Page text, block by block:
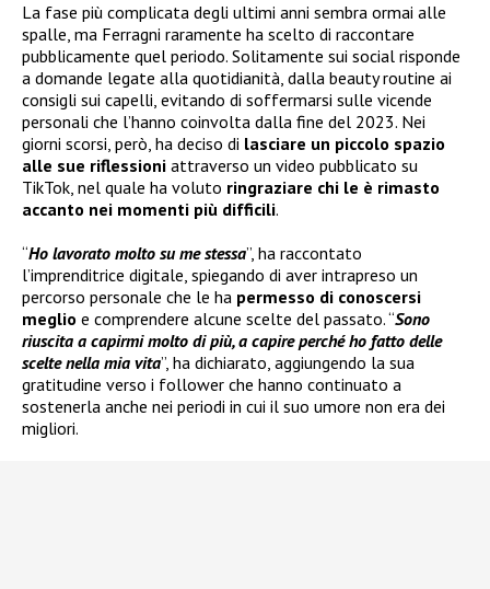
La fase più complicata degli ultimi anni sembra ormai alle
spalle, ma Ferragni raramente ha scelto di raccontare
pubblicamente quel periodo. Solitamente sui social risponde
a domande legate alla quotidianità, dalla beauty routine ai
consigli sui capelli, evitando di soffermarsi sulle vicende
personali che l’hanno coinvolta dalla fine del 2023. Nei
giorni scorsi, però, ha deciso di lasciare un piccolo spazio
alle sue riflessioni attraverso un video pubblicato su
TikTok, nel quale ha voluto ringraziare chi le è rimasto
accanto nei momenti più difficili.
“Ho lavorato molto su me stessa”, ha raccontato
l’imprenditrice digitale, spiegando di aver intrapreso un
percorso personale che le ha permesso di conoscersi
meglio e comprendere alcune scelte del passato. “Sono
riuscita a capirmi molto di più, a capire perché ho fatto delle
scelte nella mia vita”, ha dichiarato, aggiungendo la sua
gratitudine verso i follower che hanno continuato a
sostenerla anche nei periodi in cui il suo umore non era dei
migliori.